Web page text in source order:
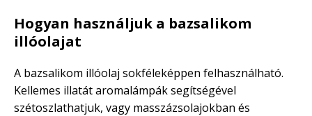
Hogyan használjuk a bazsalikom
illóolajat
A bazsalikom illóolaj sokféleképpen felhasználható.
Kellemes illatát aromalámpák segítségével
szétoszlathatjuk, vagy masszázsolajokban és